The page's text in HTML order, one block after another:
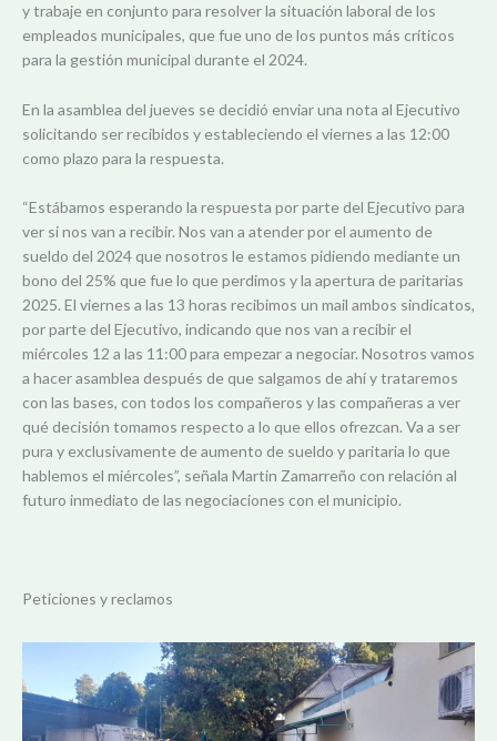
y trabaje en conjunto para resolver la situación laboral de los
empleados municipales, que fue uno de los puntos más críticos
para la gestión municipal durante el 2024.
En la asamblea del jueves se decidió enviar una nota al Ejecutivo
solicitando ser recibidos y estableciendo el viernes a las 12:00
como plazo para la respuesta.
“Estábamos esperando la respuesta por parte del Ejecutivo para
ver si nos van a recibir. Nos van a atender por el aumento de
sueldo del 2024 que nosotros le estamos pidiendo mediante un
bono del 25% que fue lo que perdimos y la apertura de paritarias
2025. El viernes a las 13 horas recibimos un mail ambos sindicatos,
por parte del Ejecutivo, indicando que nos van a recibir el
miércoles 12 a las 11:00 para empezar a negociar. Nosotros vamos
a hacer asamblea después de que salgamos de ahí y trataremos
con las bases, con todos los compañeros y las compañeras a ver
qué decisión tomamos respecto a lo que ellos ofrezcan. Va a ser
pura y exclusivamente de aumento de sueldo y paritaria lo que
hablemos el miércoles”, señala Martin Zamarreño con relación al
futuro inmediato de las negociaciones con el municipio.
Peticiones y reclamos